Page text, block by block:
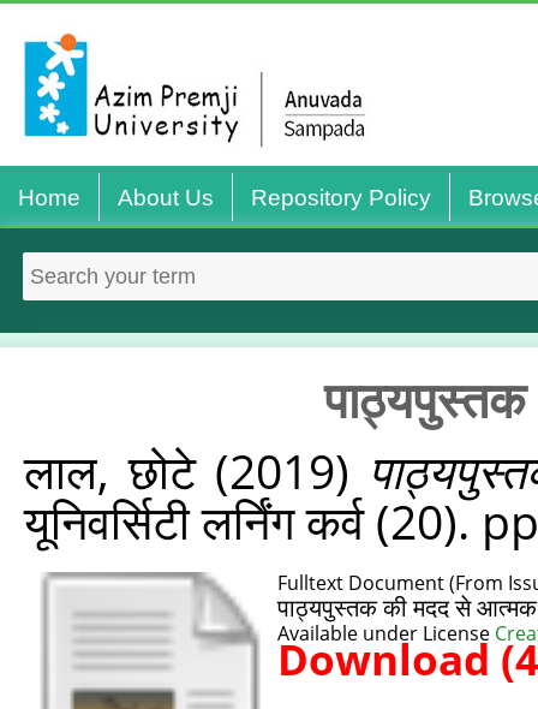
Home About Us Repository Policy
लाल, छोटे(2019)
यूनिवर्सिटी लर्निंग कर्व (20).
Fulltext Document (From
पाठ्यपुस्‍तक की मदद से
Available under License
Download